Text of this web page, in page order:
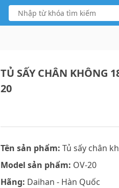
TỦ SẤY CHÂN KHÔNG
20
Tên sản phẩm: Tủ sấy chân
Model sản phẩm: OV-20
Hãng: Daihan - Hàn Quốc